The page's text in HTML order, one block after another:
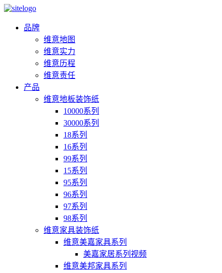
品牌
维意地图
维意实力
维意历程
维意责任
产品
维意地板装饰纸
10000系列
30000系列
18系列
16系列
99系列
15系列
95系列
96系列
97系列
98系列
维意家具装饰纸
维意美嘉家具系列
美嘉家居系列视频
维意美邦家具系列